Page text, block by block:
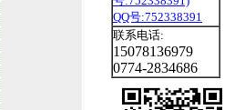
QQ号:752338391
联系电话:
15078136979
0774-2834686